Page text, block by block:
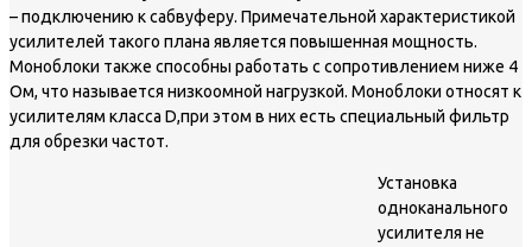
– подключению к сабвуферу. Примечательной характеристикой
усилителей такого плана является повышенная мощность.
Моноблоки также способны работать с сопротивлением ниже 4
Ом, что называется низкоомной нагрузкой. Моноблоки относят к
усилителям класса D,при этом в них есть специальный фильтр
для обрезки частот.
Установка
одноканального
усилителя не